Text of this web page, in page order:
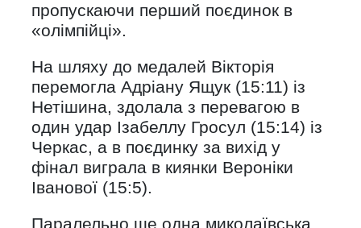
пропускаючи перший поєдинок в
«олімпійці».
На шляху до медалей Вікторія
перемогла Адріану Ящук (15:11) із
Нетішина, здолала з перевагою в
один удар Ізабеллу Гросул (15:14) із
Черкас, а в поєдинку за вихід у
фінал виграла в киянки Вероніки
Іванової (15:5).
Паралельно ще одна миколаївська